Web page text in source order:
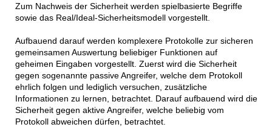
Zum Nachweis der Sicherheit werden spielbasierte Begriffe
sowie das Real/Ideal-Sicherheitsmodell vorgestellt.
Aufbauend darauf werden komplexere Protokolle zur sicheren
gemeinsamen Auswertung beliebiger Funktionen auf
geheimen Eingaben vorgestellt. Zuerst wird die Sicherheit
gegen sogenannte passive Angreifer, welche dem Protokoll
ehrlich folgen und lediglich versuchen, zusätzliche
Informationen zu lernen, betrachtet. Darauf aufbauend wird die
Sicherheit gegen aktive Angreifer, welche beliebig vom
Protokoll abweichen dürfen, betrachtet.